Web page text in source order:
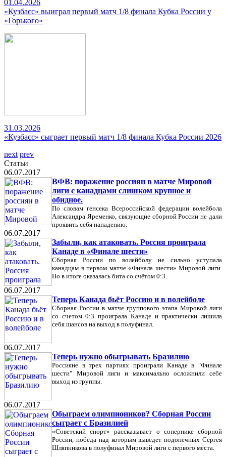
01.04.2026
«Кузбасс» выиграл первый матч 1/8 финала Кубка России у
«Горького»
31.03.2026
«Кузбасс» сыграет первый матч 1/8 финала Кубка России 2026
next prev
Статьи
06.07.2017
ВФВ: поражение россиян в матче Мировой
лиги с канадцами слишком крупное и
обидное.
По словам генсека Всероссийской федерации волейбола
Александра Яременко, связующие сборной России не дали
проявить себя нападению.
06.07.2017
Забыли, как атаковать. Россия проиграла
Канаде в «Финале шести»
Сборная России по волейболу не сильно уступала
канадцам в первом матче «Финала шести» Мировой лиги.
Но в итоге оказалась бита со счётом 0:3.
06.07.2017
Теперь Канада бьёт Россию и в волейболе
Сборная России в матче группового этапа Мировой лиги
со счетом 0:3 проиграла Канаде и практически лишила
себя шансов на выход в полуфинал.
06.07.2017
Теперь нужно обыгрывать Бразилию
Россияне в трех партиях проиграли Канаде в "Финале
шести" Мировой лиги и максимально осложнили себе
выход из группы.
06.07.2017
Обыграем олимпиоников? Сборная России
сыграет с Бразилией
«Советский спорт» рассказывает о сопернике сборной
России, победа над которым выведет подопечных Сергея
Шляпникова в полуфинал Мировой лиги с первого места.